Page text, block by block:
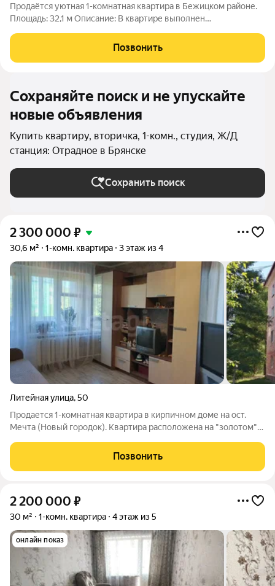
Продаётся уютная 1-комнатная квартира в Бежицком районе.
Площадь: 32,1 м Описание: В квартире выполнен
Просторная и светлая однокомнатная квартира с
косметическим ремонтом. Внутри очень уютно.
Позвонить
Сохраняйте поиск и не упускайте
новые объявления
Купить квартиру, вторичка, 1-комн., студия, Ж/Д
станция: Отрадное в Брянске
Сохранить поиск
2 300 000 ₽
30,6 м² 1-комн. квартира 3 этаж из 4
Литейная улица,50
Продается 1-комнатная квартира в кирпичном доме на ост.
Мечта (Новый городок). Квартира расположена на "золотом"
зелёный двор. Балкон остеклен, установлены окна ПВХ,
частично выполнен
Позвонить
2 200 000 ₽
30 м² 1-комн. квартира 4 этаж из 5
онлайн показ